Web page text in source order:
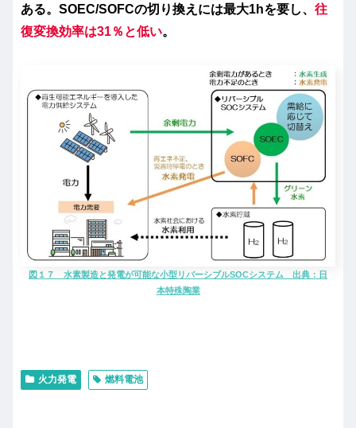
ある。SOEC/SOFCの切り換えには最大1hを要し、 往
復変換効率は31％と低い。
図１７ 水素製造と発電が可能な小型リバーシブルSOCシステム 出典：日
本特殊陶業
火力発電 燃料電池